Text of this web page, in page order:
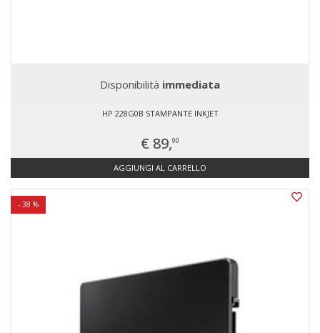
Disponibilità immediata
HP 228G0B STAMPANTE INKJET
€ 89,90
AGGIUNGI AL CARRELLO
- 38 %